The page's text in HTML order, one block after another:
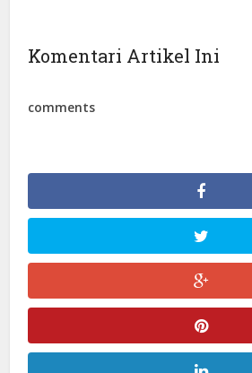
Komentari Artikel Ini
comments